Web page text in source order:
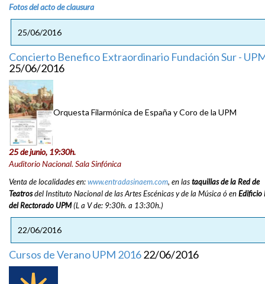
Fotos del acto de clausura
25/06/2016
Concierto Benefico Extraordinario Fundación Sur -
25/06/2016
Orquesta Filarmónica de España y Coro de la UPM
25 de junio, 19:30h.
Auditorio Nacional. Sala Sinfónica
Venta de localidades en:www.entradasinaem.com, en lastaquillas de la Red de
Teatrosdel Instituto Nacional de las Artes Escénicas y de la Música ó enEdificio
del Rectorado UPM(L a V de: 9:30h. a 13:30h.)
22/06/2016
Cursos de Verano UPM 201622/06/2016